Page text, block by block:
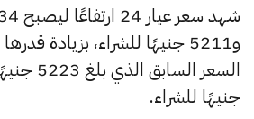
جنيهًا للشراء.